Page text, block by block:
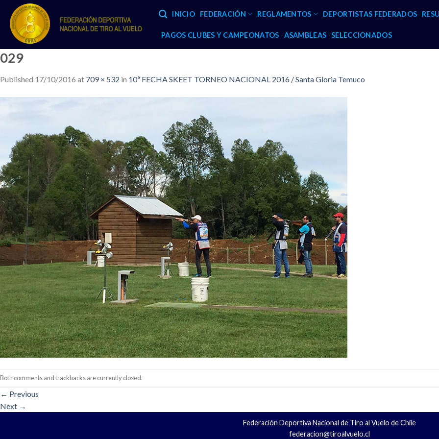
content
INICIO FEDERACIÓN REGLAMENTOS DEPORTISTAS FEDERADOS
PAGOS CLUBES Y CAMPEONATOS ASAMBLEAS SELECCIONADOS
029
Published 17/10/2016 at 709 × 532 in 10ª FECHA SKEET TORNEO NACIONAL 2016 / Santa Gloria Temuco
Both comments and trackbacks are currently closed.
← Previous
Next →
Federación Deportiva Nacional de Tiro al Vuelo de Chile
federacion@tiroalvuelo.cl